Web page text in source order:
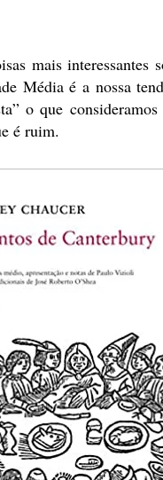
mais interessantes
Média é a nossa
o que
é ruim.